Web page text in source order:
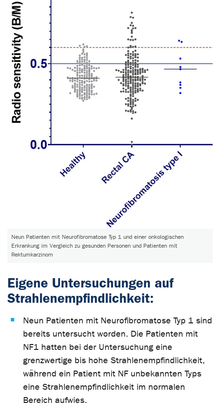
Neun Patienten mit Neurofibromatose Typ 1 und einer onkologischen
Erkrankung im Vergleich zu gesunden Personen und Patienten mit
Rektumkarzinom
Eigene Untersuchungen auf
Strahlenempfindlichkeit:
Neun Patienten mit Neurofibromatose Typ 1 sind
bereits untersucht worden. Die Patienten mit
NF1 hatten bei der Untersuchung eine
grenzwertige bis hohe Strahlenempfindlichkeit,
während ein Patient mit NF unbekannten Typs
eine Strahlenempfindlichkeit im normalen
Bereich aufwies.